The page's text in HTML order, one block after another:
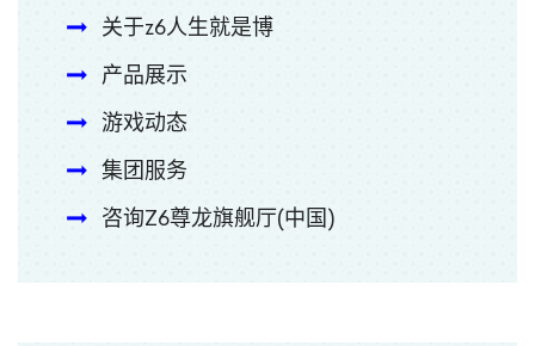
关于z6人生就是博
产品展示
游戏动态
集团服务
咨询Z6尊龙旗舰厅(中国)